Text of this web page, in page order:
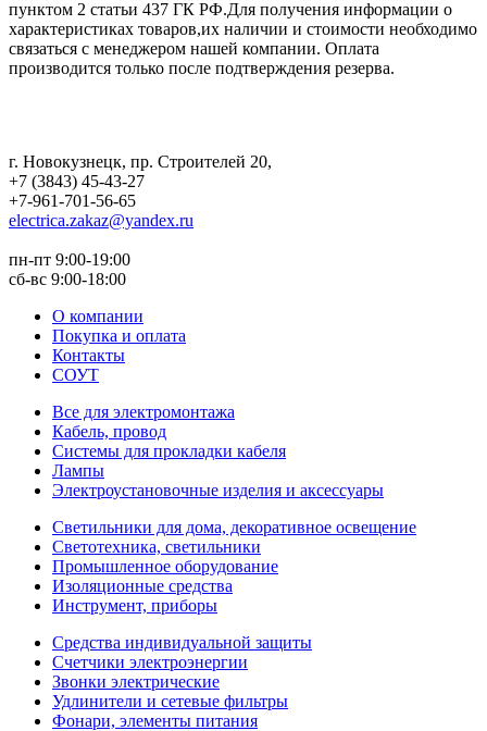
пунктом 2 статьи 437 ГК РФ.Для получения информации о
характеристиках товаров,их наличии и стоимости необходимо
связаться с менеджером нашей компании. Оплата
производится только после подтверждения резерва.
г. Новокузнецк, пр. Строителей 20,
+7 (3843) 45-43-27
+7-961-701-56-65
electrica.zakaz@yandex.ru
пн-пт 9:00-19:00
сб-вс 9:00-18:00
О компании
Покупка и оплата
Контакты
СОУТ
Все для электромонтажа
Кабель, провод
Системы для прокладки кабеля
Лампы
Электроустановочные изделия и аксессуары
Светильники для дома, декоративное освещение
Светотехника, светильники
Промышленное оборудование
Изоляционные средства
Инструмент, приборы
Средства индивидуальной защиты
Счетчики электроэнергии
Звонки электрические
Удлинители и сетевые фильтры
Фонари, элементы питания